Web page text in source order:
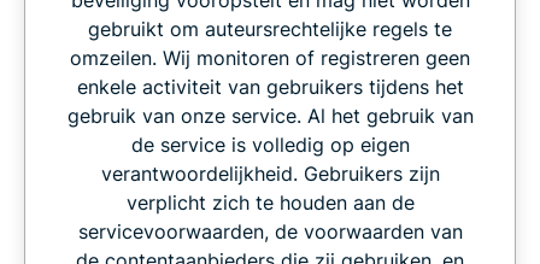
gebruikt om auteursrechtelijke regels te
omzeilen. Wij monitoren of registreren geen
enkele activiteit van gebruikers tijdens het
gebruik van onze service. Al het gebruik van
de service is volledig op eigen
verantwoordelijkheid. Gebruikers zijn
verplicht zich te houden aan de
servicevoorwaarden, de voorwaarden van